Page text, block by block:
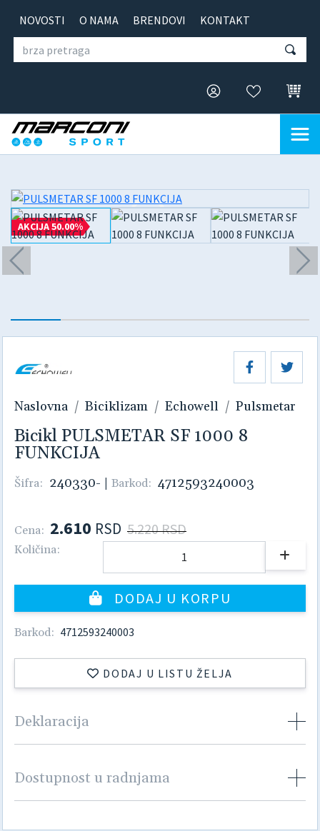
NOVOSTI O NAMA BRENDOVI KONTAKT
AKCIJA 50.00%
Naslovna Biciklizam Echowell Pulsmetar
Bicikl PULSMETAR SF 1000 8
FUNKCIJA
Šifra: 240330- | Barkod: 4712593240003
Cena: 2.610 RSD 5.220 RSD
Količina:
DODAJ U KORPU
Barkod: 4712593240003
DODAJ U LISTU ŽELJA
Deklaracija
Dostupnost u radnjama